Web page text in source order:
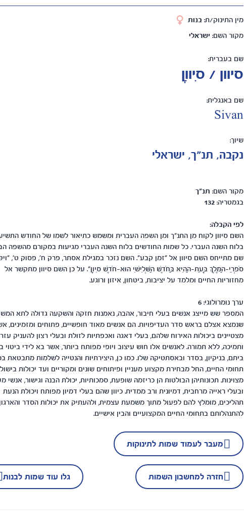
מין התינוק/ת: בנות
מקור השם: ישראלי
שם בעברית:
סיוון / סִיווָן
שם באנגלית:
Sivan
שיוך:
נקבה, תנ"ך, ישראלי
מקור השם: תנ"ך
בגמטריה: 132
לפי הקבלה:
השם סיוון לקוח מן התנ"ך ומן השפה העברית ומשמש כתיאור לשמו של החודש
בלוח השנה העברי. כל שמות החודשים בלוח השנה העברי מגיעות במקורם מהשפה
שם מתייחס השם סיוון אל "זמן קבע". השם נזכר במגילת אסתר, פרק ח', פסוק ט',
סֹפְרֵי-הַמֶּלֶךְ בָּעֵת-הַהִיא בַּחֹדֶשׁ הַשְּׁלִישִׁי הוּא-חֹדֶשׁ סִיוָן". על כן השם סיוון מתקשר אל
מחזוריות החיים ומלמד על יציבות, ביטחון, איזון ורוגע.
ערך נומרולוגי: 6
המספר שש מייצג אנשים בעלי חיבור, אהבה, נאמנות חזקה והשקעה גדולה לתא
שנמצא אצלם בראש סדר העדיפויות. הם אנשים מאוד חופשיים, פתוחים ומזמינים,
מצטיינים ביכולות האירוח שלהם, בעלי דאגה ואכפתיות לזולת ובעלי רצון להעניק
ותמיכה, ללא תמורה. לאנשים אלו חוש עיצוב ויופי מפותח ביותר, אשר בא לידי ביטוי
ביתם, בניקיון, בסדר ובאסתטיקה שלו. כמו כן, היצירתיות והנטייה לשלמות מתבטאת
תחומי החיים, החל מבחירת מקצוע מעניין ופיתוחים שונים ומקוריים ועד יכולות בישול
מצוינות. תכונותיהן הבולטות הן כריזמה שופעת, סמכותיות, יכולת הבנה וגישור, אנשי
ובעלי ראייה מרחבית, דמיונית ורב ממדית. כיוון שהם בעלי דמיון מפותח ויכולת הנעת
תהליכים, מומלץ להם לפעול מתוך משמעת עצמית, ולהעתיק את יכולות הסדר
להתנהלותם בתחומי החיים המקצועיים והבין אישיים.
מעבר לעמוד שמות לתינוקות
חזרה למחשבון השמות גלו עוד שמות לבנות